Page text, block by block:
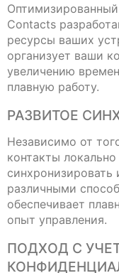
Contacts
ресурсы ваших
организует ваши
увеличению
плавную работу.
РАЗВИТОЕ
Независимо от
контакты
различными
обеспечивает
опыт управления.
ПОДХОД С